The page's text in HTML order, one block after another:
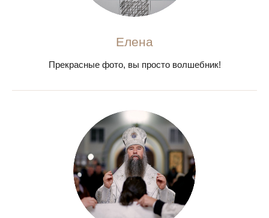
Елена
Прекрасные фото, вы просто волшебник!